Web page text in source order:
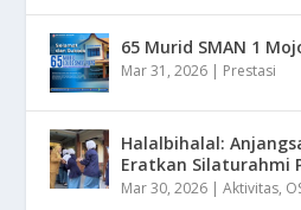
65 Murid SMAN 1
Mar 31, 2026 | Prestasi
Halalbihalal:
Eratkan Silaturahmi
Mar 30, 2026 |Aktivitas,